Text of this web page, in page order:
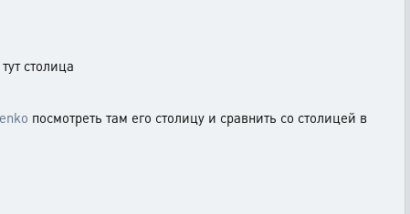
тут столица
посмотреть там его столицу и сравнить со столицей в